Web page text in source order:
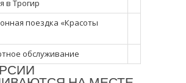
в Трогир
поездка «Красоты
обслуживание